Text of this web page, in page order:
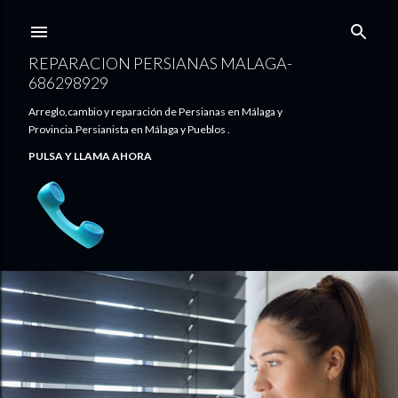
REPARACION PERSIANAS MALAGA-
686298929
Arreglo,cambio y reparación de Persianas en Málaga y
Provincia.Persianista en Málaga y Pueblos .
PULSA Y LLAMA AHORA